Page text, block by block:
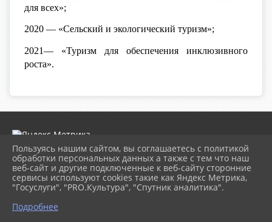
для всех»;
2020 — «Сельский и экологический туризм»;
2021— «Туризм для обеспечения инклюзивного
роста».
2026 г. museumkam.ru
Вход
Карта сайта
Политика обработки персональных данных
Пользуясь нашим сайтом, вы соглашаетесь с политикой
обработки персональных данных а также с тем что наш
веб-сайт и другие подключенные к веб-сайту сторонние
сервисы используют cookies такие как Яндекс Метрика,
"Госуслуги", "PRO.Культура", "Спутник аналитика".
Подробнее